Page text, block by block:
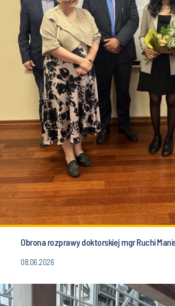
Obrona rozprawy doktorskiej mgr Ruchi
08.06.2026